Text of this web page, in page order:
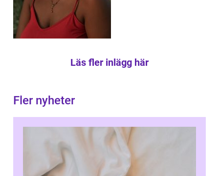
Läs fler inlägg här
Fler nyheter